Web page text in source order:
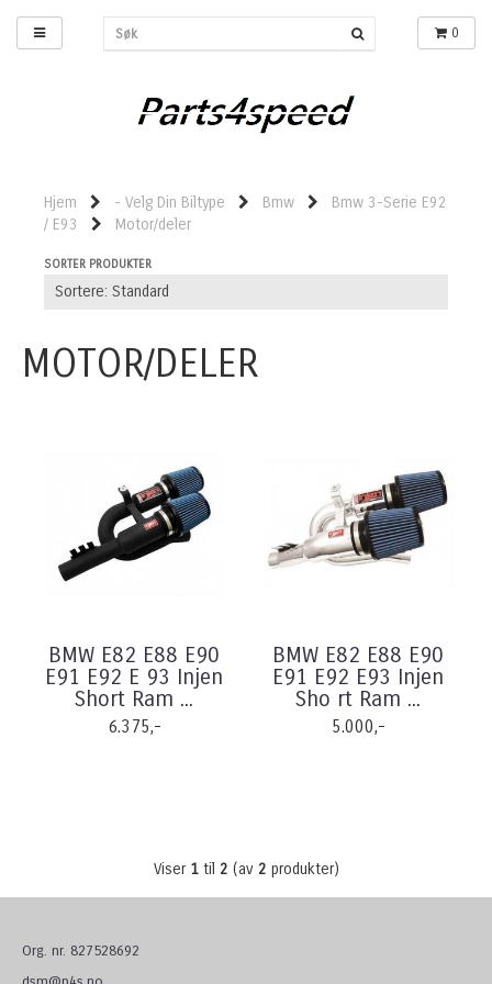
0
Hjem - Velg Din Biltype Bmw
Bmw 3-Serie E92
/ E93
Motor/deler
SORTER PRODUKTER
MOTOR/DELER
BMW E82 E88 E90
E91 E92 E 93 Injen
Short Ram ...
6.375,-
BMW E82 E88 E90
E91 E92 E93 Injen
Sho rt Ram ...
5.000,-
Viser 1til 2 (av 2 produkter)
Org. nr. 827528692